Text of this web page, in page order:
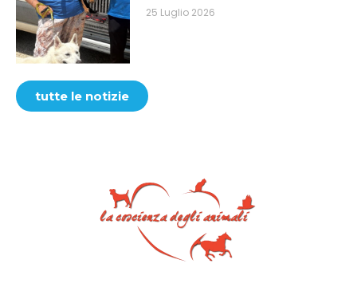
25 Luglio 2026
tutte le notizie